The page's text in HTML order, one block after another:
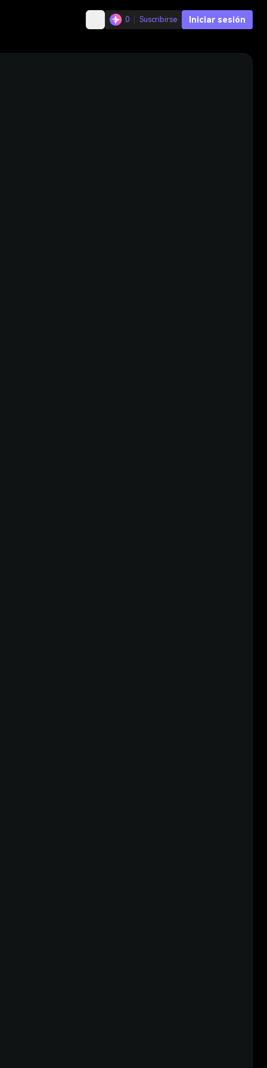
0 Suscribirse Iniciar sesión